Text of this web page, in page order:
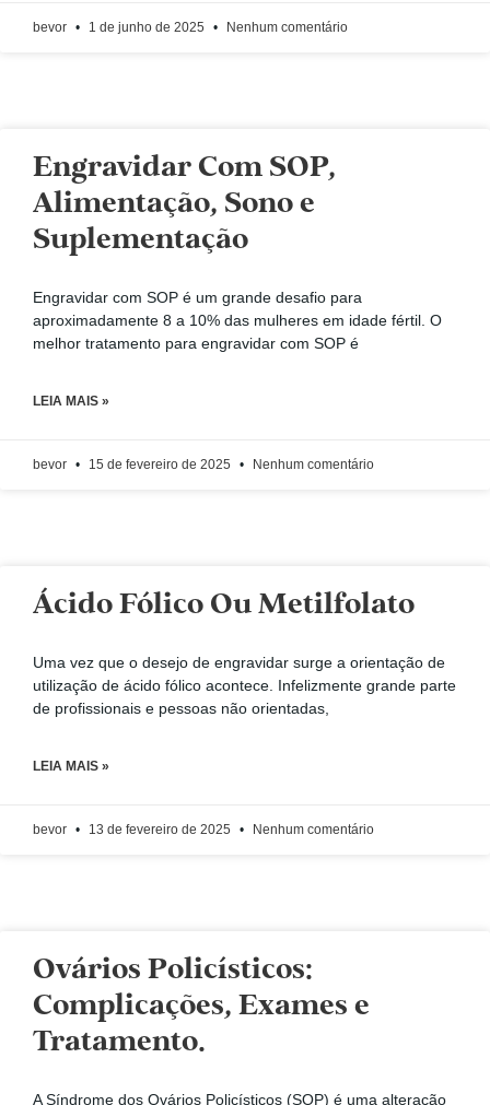
bevor 1 de junho de 2025 Nenhum comentário
Engravidar Com SOP,
Alimentação, Sono e
Suplementação
Engravidar com SOP é um grande desafio para
aproximadamente 8 a 10% das mulheres em idade fértil. O
melhor tratamento para engravidar com SOP é
LEIA MAIS »
bevor 15 de fevereiro de 2025 Nenhum comentário
Ácido Fólico Ou Metilfolato
Uma vez que o desejo de engravidar surge a orientação de
utilização de ácido fólico acontece. Infelizmente grande parte
de profissionais e pessoas não orientadas,
LEIA MAIS »
bevor 13 de fevereiro de 2025 Nenhum comentário
Ovários Policísticos:
Complicações, Exames e
Tratamento.
A Síndrome dos Ovários Policísticos (SOP) é uma alteração